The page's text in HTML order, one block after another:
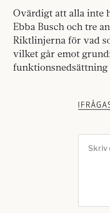
Ovärdigt att alla inte
Ebba Busch och tre
Riktlinjerna för vad
vilket går emot